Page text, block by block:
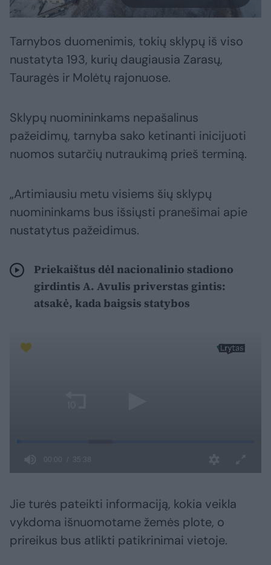
Tarnybos duomenimis, tokių sklypų iš viso
nustatyta 193, kurių daugiausia Zarasų,
Tauragės ir Molėtų rajonuose.
Sklypų nuomininkams nepašalinus
pažeidimų, tarnyba sako ketinanti inicijuoti
nuomos sutarčių nutraukimą prieš terminą.
„Artimiausiu metu visiems šių sklypų
nuomininkams bus išsiųsti pranešimai apie
nustatytus pažeidimus.
Priekaištus dėl nacionalinio stadiono
girdintis A. Avulis priverstas gintis:
atsakė, kada baigsis statybos
Jie turės pateikti informaciją, kokia veikla
vykdoma išnuomotame žemės plote, o
prireikus bus atlikti patikrinimai vietoje.